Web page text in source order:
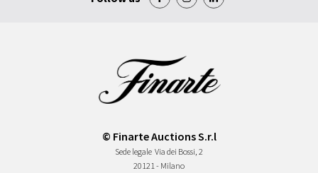
© Finarte Auctions S.r.l
Sede legale Via dei Bossi, 2
20121 - Milano